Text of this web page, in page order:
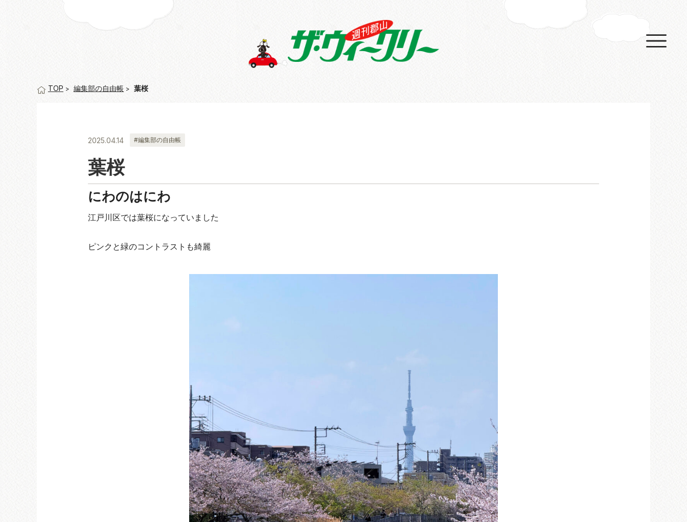
TOP 編集部の自由帳 葉桜
2025.04.14 #編集部の自由帳
葉桜
にわのはにわ
江戸川区では葉桜になっていました
ピンクと緑のコントラストも綺麗